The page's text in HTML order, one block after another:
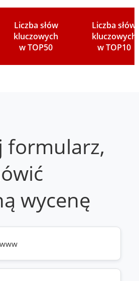
Liczba słów
kluczowych
w TOP50
Liczba słów
kluczowych
w TOP10
formularz,
wycenę